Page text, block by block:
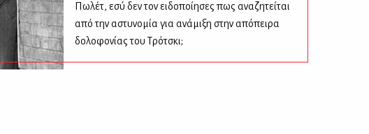
Πωλέτ, εσύ δεν τον ειδοποίησες πως αναζητείται
από την αστυνομία για ανάμιξη στην απόπειρα
δολοφονίας του Τρότσκι;